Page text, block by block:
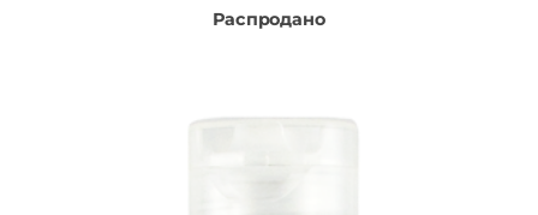
Распродано